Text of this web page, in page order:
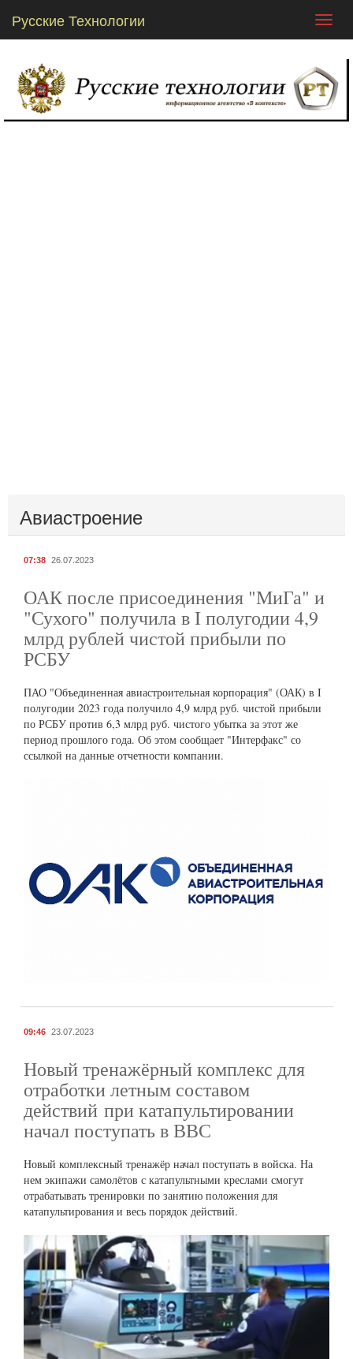
Русские Технологии
Авиастроение
07:38 26.07.2023
ОАК после присоединения "МиГа" и
"Сухого" получила в I полугодии 4,9
млрд рублей чистой прибыли по
РСБУ
ПАО "Объединенная авиастроительная корпорация" (ОАК) в I
полугодии 2023 года получило 4,9 млрд руб. чистой прибыли
по РСБУ против 6,3 млрд руб. чистого убытка за этот же
период прошлого года. Об этом сообщает "Интерфакс" со
ссылкой на данные отчетности компании.
09:46 23.07.2023
Новый тренажёрный комплекс для
отработки летным составом
действий при катапультировании
начал поступать в ВВС
Новый комплексный тренажёр начал поступать в войска. На
нем экипажи самолётов с катапультными креслами смогут
отрабатывать тренировки по занятию положения для
катапультирования и весь порядок действий.